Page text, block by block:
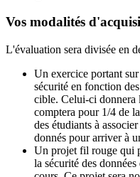
Vos modalités
L'évaluation sera divisée en
Un exercice portant
sécurité en fonction
cible. Celui-ci donnera
comptera pour 1/4 de
des étudiants à
donnés pour arriver à
Un projet fil rouge qui
la sécurité des